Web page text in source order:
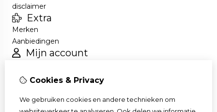
disclaimer
Extra
Merken
Aanbiedingen
Mijn account
Bestelhistorie
Nieuwsbrief
Cookies & Privacy
We gebruiken cookies en andere technieken om